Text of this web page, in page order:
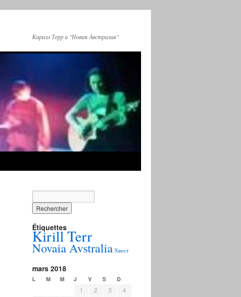
Кирилл Терр и "Новая Австралия"
Étiquettes
Kirill Terr
Novaia Avstralia Хвост
mars 2018
L M M J V S D
1 2 3
4